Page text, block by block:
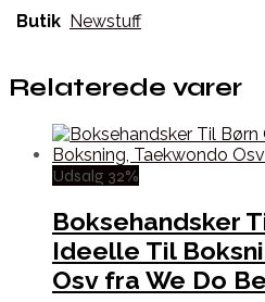
Butik Newstuff
Relaterede varer
Udsalg 32%
Boksehandsker
Ideelle Til
Osv fra We Do